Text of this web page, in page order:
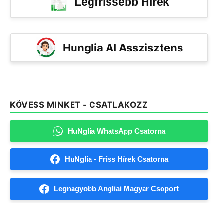
Hunglia AI Asszisztens
KÖVESS MINKET - CSATLAKOZZ
HuNglia WhatsApp Csatorna
HuNglia - Friss Hírek Csatorna
Legnagyobb Angliai Magyar Csoport